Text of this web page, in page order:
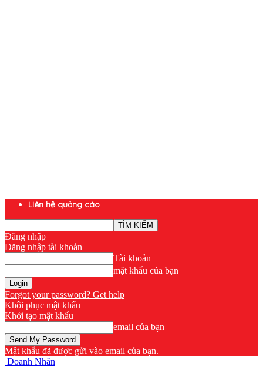
Liên hệ quảng cáo
Đăng nhập
Đăng nhập tài khoản
Tài khoản
mật khẩu của bạn
Forgot your password? Get help
Khôi phục mật khẩu
Khởi tạo mật khẩu
email của bạn
Mật khẩu đã được gửi vào email của bạn.
Doanh Nhân